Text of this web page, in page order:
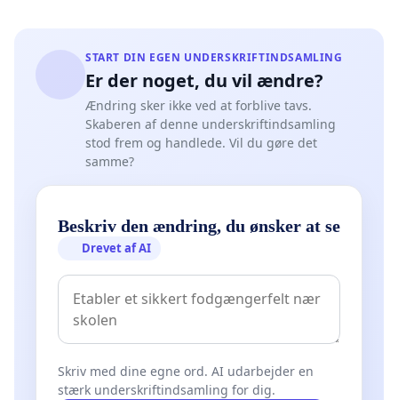
START DIN EGEN UNDERSKRIFTINDSAMLING
Er der noget, du vil ændre?
Ændring sker ikke ved at forblive tavs.
Skaberen af denne underskriftindsamling
stod frem og handlede. Vil du gøre det
samme?
Beskriv den ændring, du ønsker at se
Drevet af AI
Skriv med dine egne ord. AI udarbejder en
stærk underskriftindsamling for dig.